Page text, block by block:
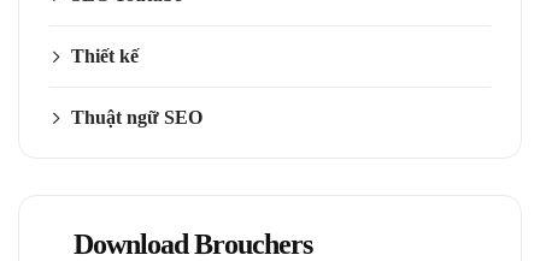
Thiết kế
Thuật ngữ SEO
Download Brouchers